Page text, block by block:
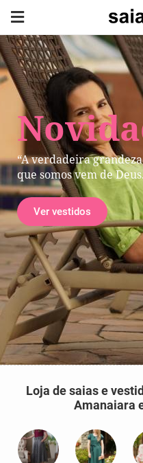
“A verdadeira
que somos vem de
Ver vestidos
Loja de saias e
Amanaiara